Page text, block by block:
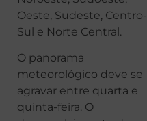
Oeste, Sudeste, Centro-
Sul e Norte Central.
O panorama
meteorológico deve se
agravar entre quarta e
quinta-feira. O